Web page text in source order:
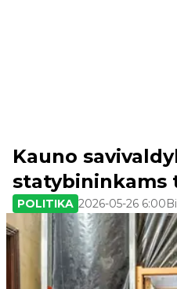
Kauno
statybininkams
POLITIKA 2026-05-26 6:00